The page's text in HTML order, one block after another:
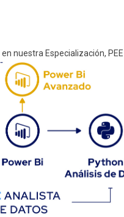
nuestra Especialización,